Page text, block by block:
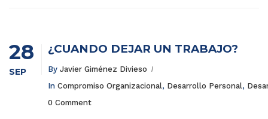
28
SEP
¿CUÁNDO DEJAR UN TRABAJO?
By Javier Giménez Divieso
In Compromiso Organizacional, Desarrollo Personal,
0 Comment